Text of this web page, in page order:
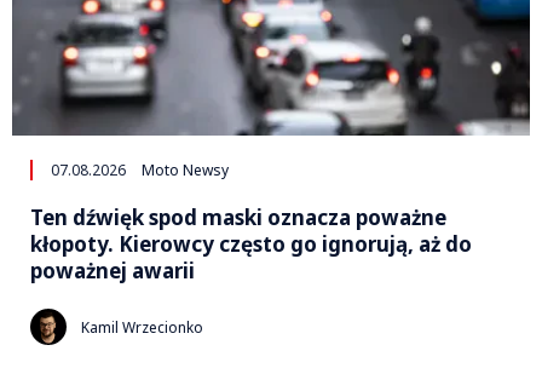
07.08.2026 Moto Newsy
Ten dźwięk spod maski oznacza poważne
kłopoty. Kierowcy często go ignorują, aż do
poważnej awarii
Kamil Wrzecionko